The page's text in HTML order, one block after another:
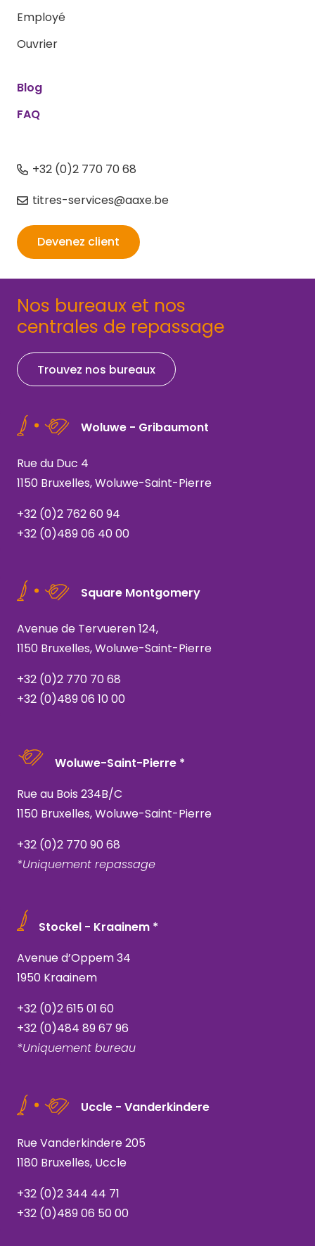
Employé
Ouvrier
Blog
FAQ
+32 (0)2 770 70 68
titres-services@aaxe.be
Devenez client
Nos bureaux et nos
centrales de repassage
Trouvez nos bureaux
Woluwe - Gribaumont
Rue du Duc 4
1150 Bruxelles, Woluwe-Saint-Pierre
+32 (0)2 762 60 94
+32 (0)489 06 40 00
Square Montgomery
Avenue de Tervueren 124,
1150 Bruxelles, Woluwe-Saint-Pierre
+32 (0)2 770 70 68
+32 (0)489 06 10 00
Woluwe-Saint-Pierre *
Rue au Bois 234B/C
1150 Bruxelles, Woluwe-Saint-Pierre
+32 (0)2 770 90 68
*Uniquement repassage
Stockel - Kraainem *
Avenue d’Oppem 34
1950 Kraainem
+32 (0)2 615 01 60
+32 (0)484 89 67 96
*Uniquement bureau
Uccle - Vanderkindere
Rue Vanderkindere 205
1180 Bruxelles, Uccle
+32 (0)2 344 44 71
+32 (0)489 06 50 00